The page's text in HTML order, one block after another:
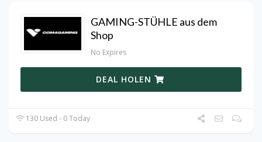
GAMING-STÜHLE aus dem
Shop
No Expires
DEAL HOLEN
130 Used - 0 Today